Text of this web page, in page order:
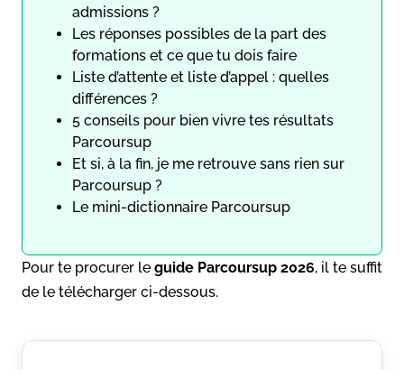
admissions ?
Les réponses possibles de la part des
formations et ce que tu dois faire
Liste d’attente et liste d’appel : quelles
différences ?
5 conseils pour bien vivre tes résultats
Parcoursup
Et si, à la fin, je me retrouve sans rien sur
Parcoursup ?
Le mini-dictionnaire Parcoursup
Pour te procurer le guide Parcoursup 2026, il te suffit
de le télécharger ci-dessous.